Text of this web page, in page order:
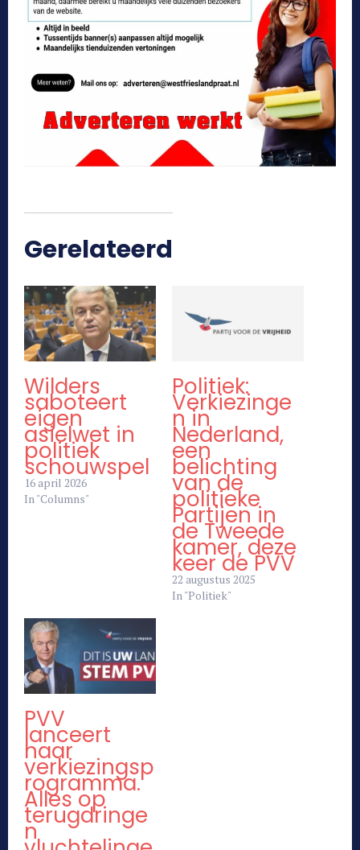
Gerelateerd
Wilders
saboteert
eigen
asielwet in
politiek
schouwspel
16 april 2026
In "Columns"
Politiek:
Verkiezinge
n in
Nederland,
een
belichting
van de
politieke
Partijen in
de Tweede
kamer, deze
keer de PVV
22 augustus 2025
In "Politiek"
PVV
lanceert
haar
verkiezingsp
rogramma.
Alles op
terugdringe
n